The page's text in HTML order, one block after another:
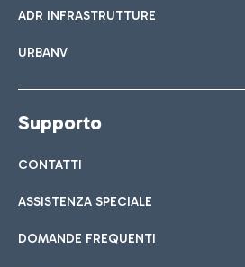
ADR INFRASTRUTTURE
URBANV
Supporto
CONTATTI
ASSISTENZA SPECIALE
DOMANDE FREQUENTI